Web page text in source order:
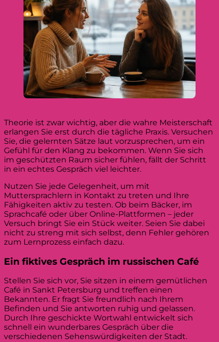
Theorie ist zwar wichtig, aber die wahre Meisterschaft
erlangen Sie erst durch die tägliche Praxis. Versuchen
Sie, die gelernten Sätze laut vorzusprechen, um ein
Gefühl für den Klang zu bekommen. Wenn Sie sich
im geschützten Raum sicher fühlen, fällt der Schritt
in ein echtes Gespräch viel leichter.
Nutzen Sie jede Gelegenheit, um mit
Muttersprachlern in Kontakt zu treten und Ihre
Fähigkeiten aktiv zu testen. Ob beim Bäcker, im
Sprachcafé oder über Online-Plattformen – jeder
Versuch bringt Sie ein Stück weiter. Seien Sie dabei
nicht zu streng mit sich selbst, denn Fehler gehören
zum Lernprozess einfach dazu.
Ein fiktives Gespräch im russischen Café
Stellen Sie sich vor, Sie sitzen in einem gemütlichen
Café in Sankt Petersburg und treffen einen
Bekannten. Er fragt Sie freundlich nach Ihrem
Befinden und Sie antworten ruhig und gelassen.
Durch Ihre geschickte Wortwahl entwickelt sich
schnell ein wunderbares Gespräch über die
verschiedenen Sehenswürdigkeiten der Stadt.